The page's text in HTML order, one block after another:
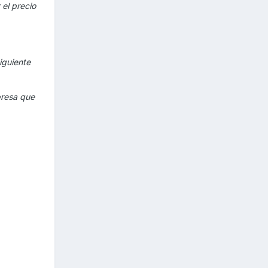
el precio
que